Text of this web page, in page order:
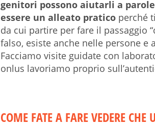
genitori possono aiutarli a
essere un alleato pratico perché
da cui partire per fare il passaggio
falso, esiste anche nelle persone e
Facciamo visite guidate con
onlus lavoriamo proprio
COME FATE A FARE VEDERE